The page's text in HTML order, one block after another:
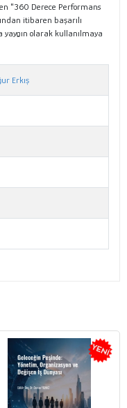
"360 Derece Performans
itibaren başarılı
olarak kullanılmaya
Erkış